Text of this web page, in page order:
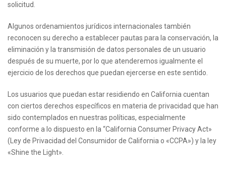
solicitud.
Algunos ordenamientos jurídicos internacionales también
reconocen su derecho a establecer pautas para la conservación, la
eliminación y la transmisión de datos personales de un usuario
después de su muerte, por lo que atenderemos igualmente el
ejercicio de los derechos que puedan ejercerse en este sentido.
Los usuarios que puedan estar residiendo en California cuentan
con ciertos derechos específicos en materia de privacidad que han
sido contemplados en nuestras políticas, especialmente
conforme a lo dispuesto en la “California Consumer Privacy Act»
(Ley de Privacidad del Consumidor de California o «CCPA») y la ley
«Shine the Light».